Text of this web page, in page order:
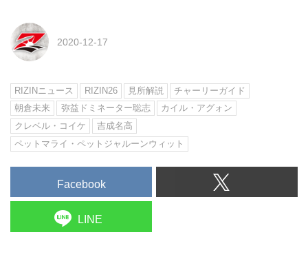
2020-12-17
RIZINニュース RIZIN26 見所解説
チャーリーガイド
朝倉未来
弥益ドミネーター聡志
カイル・アグォン
クレベル・コイケ
吉成名高
ペットマライ・ペットジャルーンウィット
Facebook
LINE